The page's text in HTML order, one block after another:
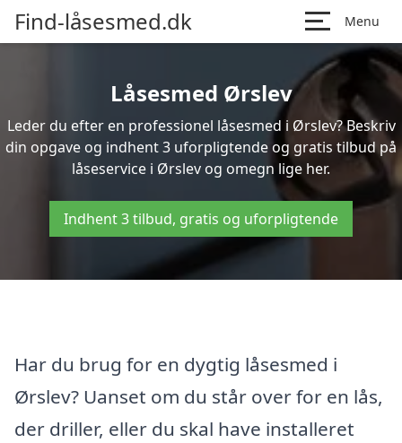
Find-låsesmed.dk Menu
Låsesmed Ørslev
Leder du efter en professionel låsesmed i Ørslev? Beskriv
din opgave og indhent 3 uforpligtende og gratis tilbud på
låseservice i Ørslev og omegn lige her.
Indhent 3 tilbud, gratis og uforpligtende
Har du brug for en dygtig låsesmed i
Ørslev? Uanset om du står over for en lås,
der driller, eller du skal have installeret